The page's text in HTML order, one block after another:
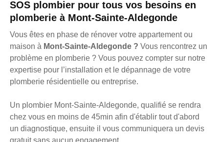
SOS plombier pour tous vos besoins en
plomberie à Mont-Sainte-Aldegonde
Vous êtes en phase de rénover votre appartement ou
maison à Mont-Sainte-Aldegonde ? Vous rencontrez un
problème en plomberie ? Vous pouvez compter sur notre
expertise pour l’installation et le dépannage de votre
plomberie résidentielle ou entreprise.
Un plombier Mont-Sainte-Aldegonde, qualifié se rendra
chez vous en moins de 45min afin d'établir tout d'abord
un diagnostique, ensuite il vous communiquera un devis